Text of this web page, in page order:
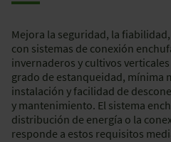
Mejora la seguridad, la
con sistemas de conexión
invernaderos y cultivos
grado de estanqueidad, mínima
instalación y facilidad de
y mantenimiento. El sistema
distribución de energía o la
responde a estos requisitos